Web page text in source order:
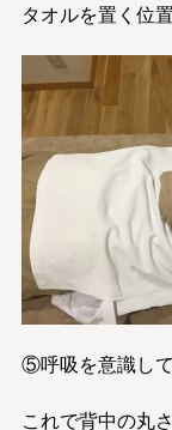
タオルを置く位
⑤呼吸を意識し
これで背中の丸